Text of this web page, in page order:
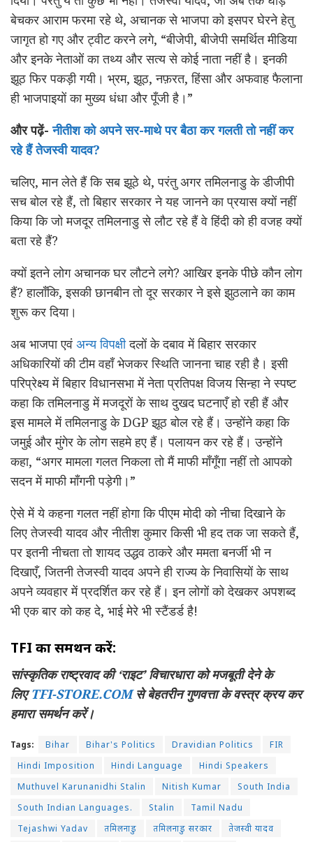
बेचकर आराम फरमा रहे थे, अचानक से भाजपा को इसपर घेरने हेतु
जागृत हो गए और ट्वीट करने लगे, “बीजेपी, बीजेपी समर्थित मीडिया
और इनके नेताओं का तथ्य और सत्य से कोई नाता नहीं है। इनकी
झूठ फिर पकड़ी गयी। भ्रम, झूठ, नफ़रत, हिंसा और अफवाह फैलाना
ही भाजपाइयों का मुख्य धंधा और पूँजी है।”
और पढ़ें-नीतीश को अपने सर-माथे पर बैठा कर गलती तो नहीं कर
रहे हैं तेजस्वी यादव?
चलिए, मान लेते हैं कि सब झूठे थे, परंतु अगर तमिलनाडु के डीजीपी
सच बोल रहे हैं, तो बिहार सरकार ने यह जानने का प्रयास क्यों नहीं
किया कि जो मजदूर तमिलनाडु से लौट रहे हैं वे हिंदी को ही वजह क्यों
बता रहे हैं?
क्यों इतने लोग अचानक घर लौटने लगे? आखिर इनके पीछे कौन लोग
हैं? हालाँकि, इसकी छानबीन तो दूर सरकार ने इसे झुठलाने का काम
शुरू कर दिया।
अब भाजपा एवं अन्य विपक्षीदलों के दबाव में बिहार सरकार
अधिकारियों की टीम वहाँ भेजकर स्थिति जानना चाह रही है। इसी
परिप्रेक्ष्य में बिहार विधानसभा में नेता प्रतिपक्ष विजय सिन्हा ने स्पष्ट
कहा कि तमिलनाडु में मजदूरों के साथ दुखद घटनाएँ हो रही हैं और
इस मामले में तमिलनाडु के DGP झूठ बोल रहे हैं। उन्होंने कहा कि
जमुई और मुंगेर के लोग सहमे हए हैं। पलायन कर रहे हैं। उन्होंने
कहा, “अगर मामला गलत निकला तो मैं माफी माँगूँगा नहीं तो आपको
सदन में माफी माँगनी पड़ेगी।”
ऐसे में ये कहना गलत नहीं होगा कि पीएम मोदी को नीचा दिखाने के
लिए तेजस्वी यादव और नीतीश कुमार किसी भी हद तक जा सकते हैं,
पर इतनी नीचता तो शायद उद्धव ठाकरे और ममता बनर्जी भी न
दिखाएँ, जितनी तेजस्वी यादव अपने ही राज्य के निवासियों के साथ
अपने व्यवहार में प्रदर्शित कर रहे हैं। इन लोगों को देखकर अपशब्द
भी एक बार को कह दे, भाई मेरे भी स्टैंडर्ड है!
TFI का समर्थन करें:
सांस्कृतिक राष्ट्रवाद की ‘राइट’ विचारधारा को मजबूती देने के
लिएTFI-STORE.COMसे बेहतरीन गुणवत्ता के वस्त्र क्रय कर
हमारा समर्थन करें।
Tags: Bihar Bihar's Politics Dravidian Politics
FIR
Hindi Imposition
Hindi Language
Hindi Speakers
Muthuvel Karunanidhi Stalin
Nitish Kumar
South India
South Indian Languages.
Stalin
Tamil Nadu
Tejashwi Yadav
तमिलनाडु तमिलनाडु सरकार
तेजस्वी यादव